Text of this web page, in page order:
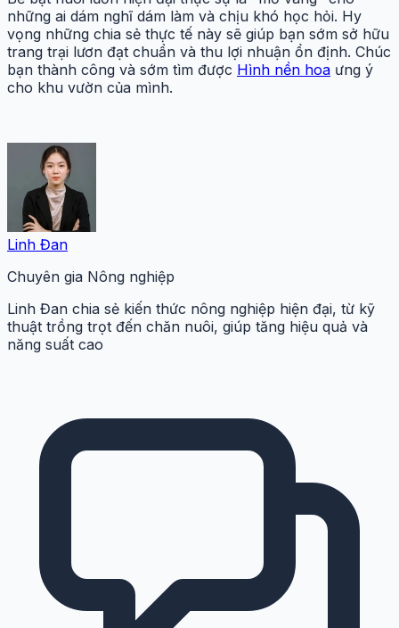
những ai dám nghĩ dám làm và chịu khó học hỏi. Hy
vọng những chia sẻ thực tế này sẽ giúp bạn sớm sở hữu
trang trại lươn đạt chuẩn và thu lợi nhuận ổn định. Chúc
bạn thành công và sớm tìm được Hình nền hoa ưng ý
cho khu vườn của mình.
Linh Đan
Chuyên gia Nông nghiệp
Linh Đan chia sẻ kiến thức nông nghiệp hiện đại, từ kỹ
thuật trồng trọt đến chăn nuôi, giúp tăng hiệu quả và
năng suất cao